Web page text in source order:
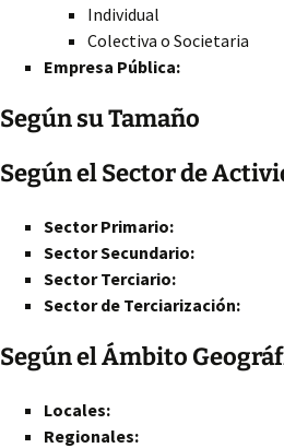
Individual
Colectiva o Societaria
Empresa Pública:
Según su Tamaño
Según el Sector de
Sector Primario:
Sector Secundario:
Sector Terciario:
Sector de Terciarización:
Según el Ámbito
Locales:
Regionales: